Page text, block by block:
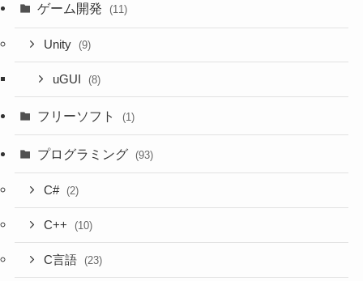
ゲーム開発 (11)
Unity (9)
uGUI (8)
フリーソフト (1)
プログラミング (93)
C# (2)
C++ (10)
C言語 (23)